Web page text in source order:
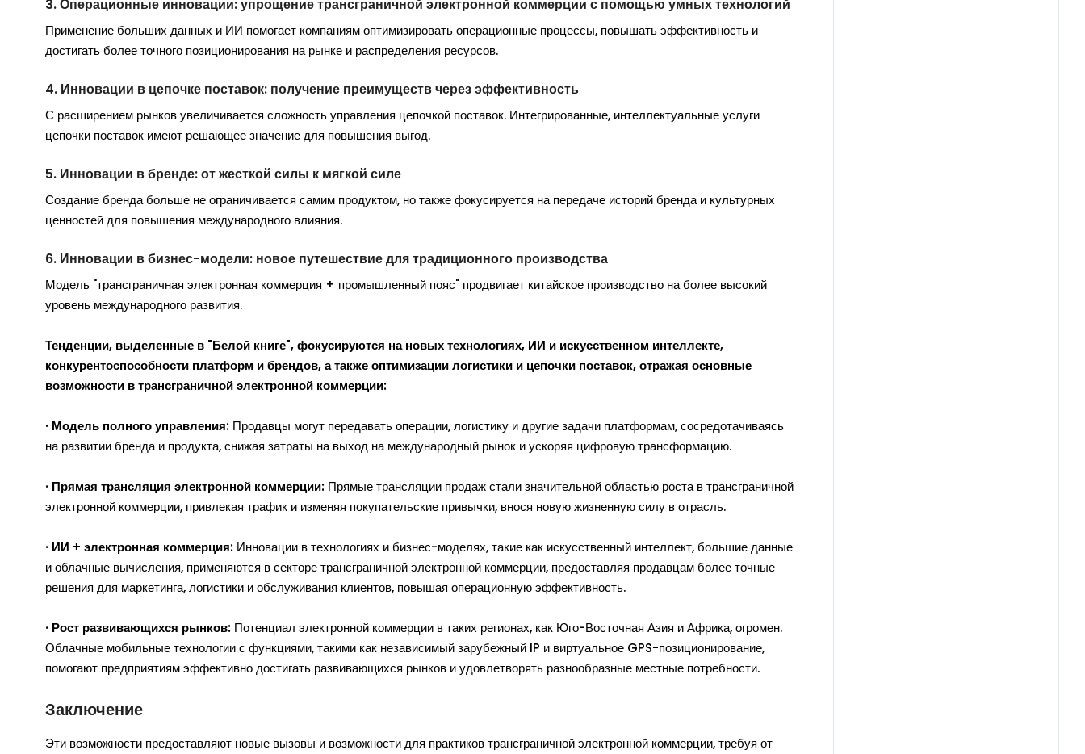
3. Операционные инновации: упрощение трансграничной электронной коммерции с помощью умных технологий
Применение больших данных и ИИ помогает компаниям оптимизировать операционные процессы, повышать эффективность и
достигать более точного позиционирования на рынке и распределения ресурсов.
4. Инновации в цепочке поставок: получение преимуществ через эффективность
С расширением рынков увеличивается сложность управления цепочкой поставок. Интегрированные, интеллектуальные услуги
цепочки поставок имеют решающее значение для повышения выгод.
5. Инновации в бренде: от жесткой силы к мягкой силе
Создание бренда больше не ограничивается самим продуктом, но также фокусируется на передаче историй бренда и культурных
ценностей для повышения международного влияния.
6. Инновации в бизнес-модели: новое путешествие для традиционного производства
Модель "трансграничная электронная коммерция + промышленный пояс" продвигает китайское производство на более высокий
уровень международного развития.
Тенденции, выделенные в "Белой книге", фокусируются на новых технологиях, ИИ и искусственном интеллекте,
конкурентоспособности платформ и брендов, а также оптимизации логистики и цепочки поставок, отражая основные
возможности в трансграничной электронной коммерции:
· Модель полного управления: Продавцы могут передавать операции, логистику и другие задачи платформам, сосредотачиваясь
на развитии бренда и продукта, снижая затраты на выход на международный рынок и ускоряя цифровую трансформацию.
· Прямая трансляция электронной коммерции: Прямые трансляции продаж стали значительной областью роста в трансграничной
электронной коммерции, привлекая трафик и изменяя покупательские привычки, внося новую жизненную силу в отрасль.
· ИИ + электронная коммерция: Инновации в технологиях и бизнес-моделях, такие как искусственный интеллект, большие данные
и облачные вычисления, применяются в секторе трансграничной электронной коммерции, предоставляя продавцам более точные
решения для маркетинга, логистики и обслуживания клиентов, повышая операционную эффективность.
· Рост развивающихся рынков: Потенциал электронной коммерции в таких регионах, как Юго-Восточная Азия и Африка, огромен.
Облачные мобильные технологии с функциями, такими как независимый зарубежный IP и виртуальное GPS-позиционирование,
помогают предприятиям эффективно достигать развивающихся рынков и удовлетворять разнообразные местные потребности.
Заключение
Эти возможности предоставляют новые вызовы и возможности для практиков трансграничной электронной коммерции, требуя от